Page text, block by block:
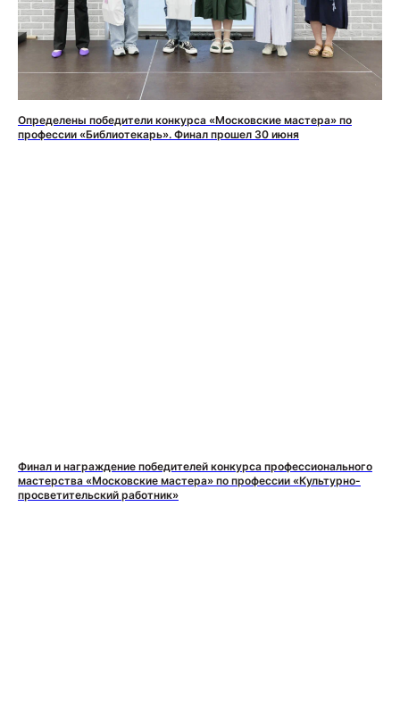
Определены победители конкурса «Московские мастера» по
профессии «Библиотекарь». Финал прошел 30 июня
Финал и награждение победителей конкурса профессионального
мастерства «Московские мастера» по профессии «Культурно-
просветительский работник»